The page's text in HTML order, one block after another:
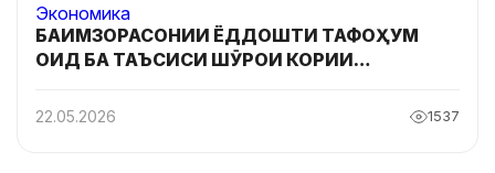
Экономика
БАИМЗОРАСОНИИ ЁДДОШТИ ТАФОҲУМ
ОИД БА ТАЪСИСИ ШӮРОИ КОРИИ
БОКУ
22.05.2026 1537